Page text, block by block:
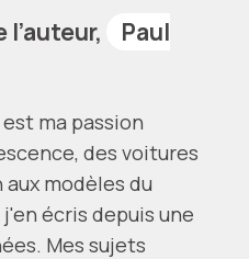
l’auteur,
Paul
ma passion
des voitures
modèles du
écris depuis une
Mes sujets